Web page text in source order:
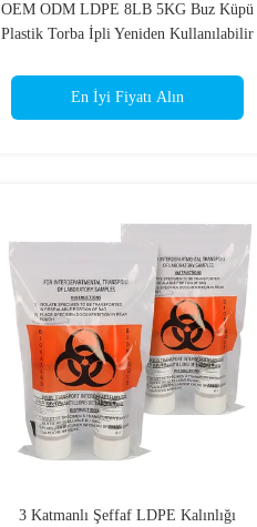
OEM ODM LDPE 8LB 5KG Buz Küpü
Plastik Torba İpli Yeniden Kullanılabilir
En İyi Fiyatı Alın
3 Katmanlı Şeffaf LDPE Kalınlığı